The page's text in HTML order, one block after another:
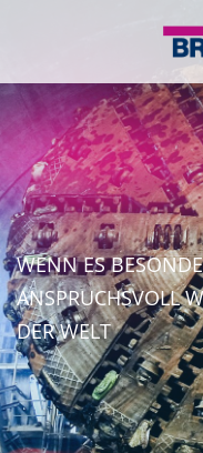
WENN ES
ANSPRUCHSVOLL
DER WELT